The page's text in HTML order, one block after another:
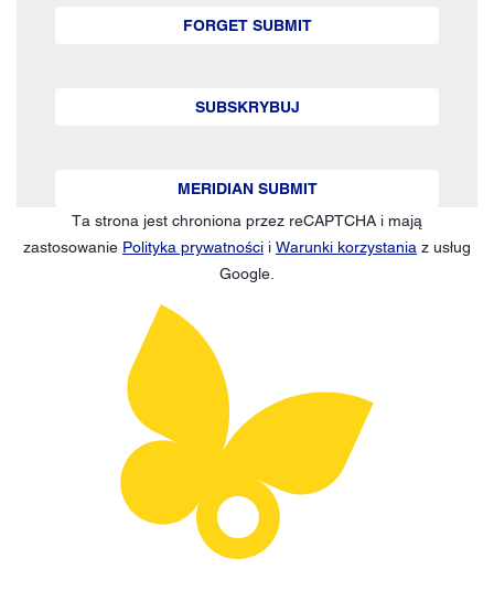
FORGET SUBMIT
SUBSKRYBUJ
MERIDIAN SUBMIT
Ta strona jest chroniona przez reCAPTCHA i mają
zastosowanie Polityka prywatności i Warunki korzystania z usług
Google.